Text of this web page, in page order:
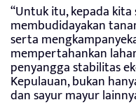
“Untuk itu, kepada
membudidayakan
serta
mempertahankan
penyangga stabilitas
Kepulauan, bukan
dan sayur mayur